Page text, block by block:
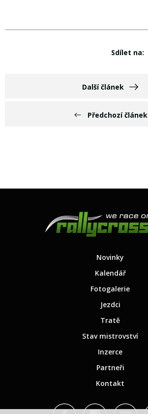
Předchozí článek
Sdílet na:
Další článek
Novinky
Kalendář
Fotogalerie
Jezdci
Tratě
Stav mistrovství
Inzerce
Partneři
Kontakt